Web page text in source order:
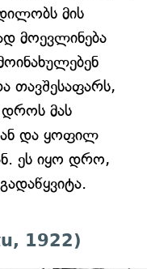
მის
მოევლინება
თავშესაფარს,
მას
და ყოფილ
ეს იყო დრო,
1922)